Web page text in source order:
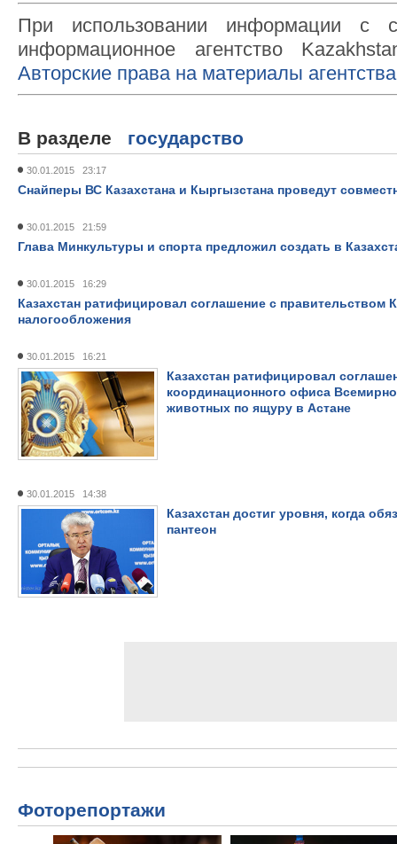
При использовании информации с
информационное агентство
Авторские права на материалы
В разделе государство
30.01.2015 23:17
Снайперы ВС Казахстана и Кыргызстана проведут
30.01.2015 21:59
Глава Минкультуры и спорта предложил создать в
30.01.2015 16:29
Казахстан ратифицировал соглашение с правительством
налогообложения
30.01.2015 16:21
Казахстан ратифицировал
координационного офиса
животных по ящуру в Астане
30.01.2015 14:38
Казахстан достиг уровня, когда
пантеон
Фоторепортажи